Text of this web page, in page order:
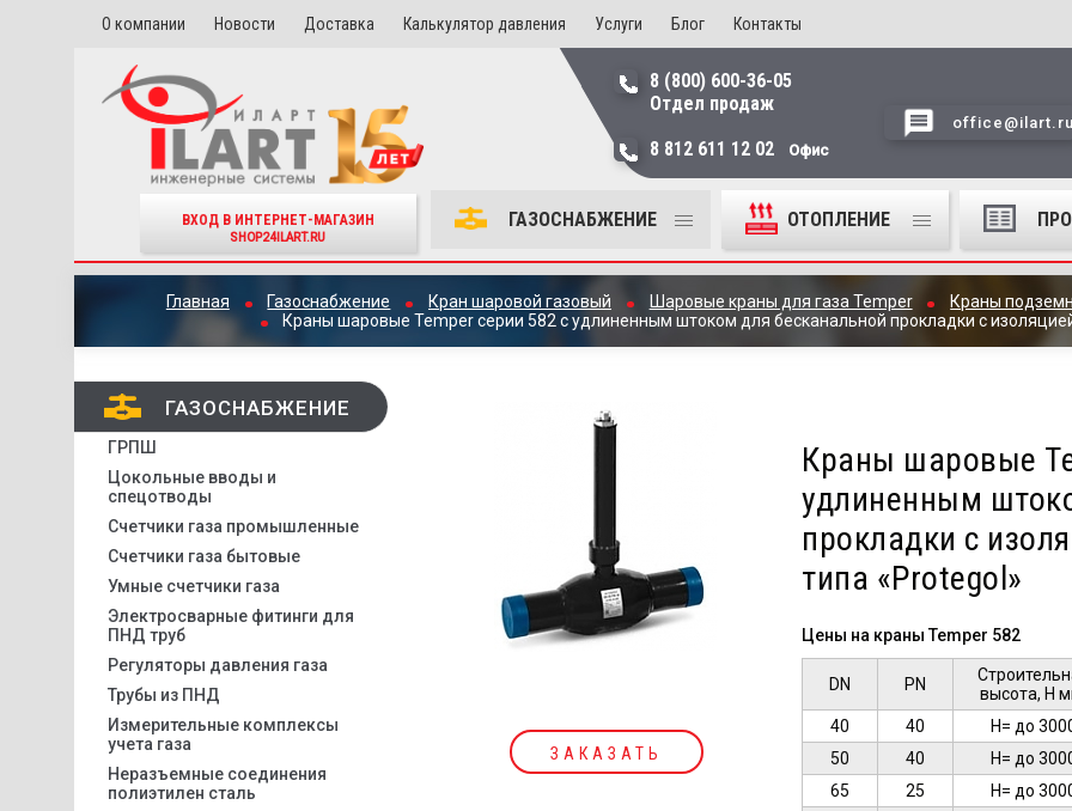
О компании Новости Доставка Калькулятор давления Услуги Блог Контакты
ВХОД В ИНТЕРНЕТ-МАГАЗИН
SHOP24ILART.RU
8 (800) 600-36-05
Отдел продаж
8 812 611 12 02
Офис
office@ilart.ru
ГАЗОСНАБЖЕНИЕ ОТОПЛЕНИЕ
Главная Газоснабжение Кран шаровой газовый Шаровые краны для газа Temper
Краны
Краны шаровые Temper серии 582 с удлиненным штоком для бесканальной прокладки с
ГАЗОСНАБЖЕНИЕ
ГРПШ
Цокольные вводы и
спецотводы
Счетчики газа промышленные
Счетчики газа бытовые
Умные счетчики газа
Электросварные фитинги для
ПНД труб
Регуляторы давления газа
Трубы из ПНД
Измерительные комплексы
учета газа
Неразъемные соединения
полиэтилен сталь
ЗАКАЗАТЬ
Краны шаровые
удлиненным
прокладки с
типа «Protegol»
Цены на краны Temper 582
DN PN
высота, Н
40 40 Н= до
50
40 Н= до
65
25 Н= до